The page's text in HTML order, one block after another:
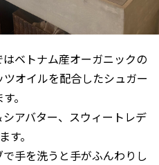
ベトナム産オーガニックの
オイルを配合したシュガー
。
アバター、スウィートレデ
す。
手を洗うと手がふんわりし